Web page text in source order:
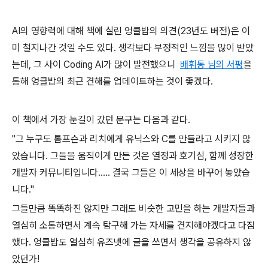
AI의 영향력에 대해 책에 실린 엉클밥의 의견(23년도 버전)은 이
미 철지나간 것일 수도 있다. 생각보다 부정적인 느낌을 많이 받았
는데, 그 사이 Coding AI가 많이 발전했으니 배휘동 님의 서평을
통해 엉클밥의 최근 견해를 업데이트하는 것이 좋겠다.
이 책에서 가장 눈길이 갔던 문구는 다음과 같다.
"그 누구도 톰프슨과 리치에게 유닉스와 C를 만들라고 시키지 않
았습니다. 그들을 움직이게 만든 것은 열정과 호기심, 함께 성장한
개발자 커뮤니티입니다..... 결국 그들은 이 세상을 바꾸어 놓았습
니다."
그들만큼 똑똑하진 않지만 그래도 비슷한 고민을 하는 개발자들과
열심히 소통하면서 계속 탐구해 가는 자세를 견지해야겠다고 다짐
했다. 엉클밥도 열심히 유즈넷에 글을 쓰면서 생각을 공유하지 않
았던가!